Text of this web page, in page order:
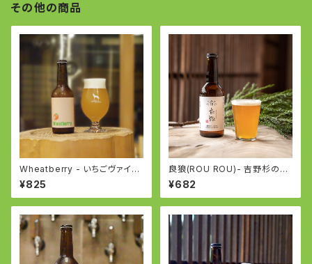
その他の商品
Wheatberry - いちごヴァイツ
ェン -WEIZEN with Strawbe
rry
¥825
良狼(ROU ROU)- 吉野杉のペ
ールエール - English Pale Al
e
¥682